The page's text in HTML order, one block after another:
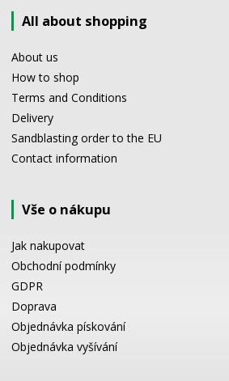
All about shopping
About us
How to shop
Terms and Conditions
Delivery
Sandblasting order to the EU
Contact information
Vše o nákupu
Jak nakupovat
Obchodní podmínky
GDPR
Doprava
Objednávka pískování
Objednávka vyšívání